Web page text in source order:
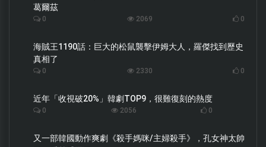
葛爾茲
0 2069 0
海賊王1190話：巨大的松鼠襲擊伊姆大人，羅傑找到歷史
真相了
0 2330 0
近年「收視破20%」韓劇TOP9，很難復刻的熱度
0 2056 0
又一部韓國動作爽劇《殺手媽咪/主婦殺手》，孔女神太帥